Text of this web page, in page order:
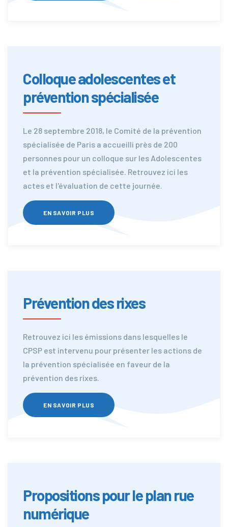
Colloque adolescentes et
prévention spécialisée
Le 28 septembre 2018, le Comité de la prévention
spécialisée de Paris a accueilli près de 200
personnes pour un colloque sur les Adolescentes
et la prévention spécialisée. Retrouvez ici les
actes et l'évaluation de cette journée.
EN SAVOIR PLUS
Prévention des rixes
Retrouvez ici les émissions dans lesquelles le
CPSP est intervenu pour présenter les actions de
la prévention spécialisée en faveur de la
prévention des rixes.
EN SAVOIR PLUS
Propositions pour le plan rue
numérique